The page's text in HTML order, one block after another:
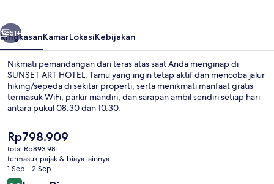
Berikutnya
51+
RingkasanKamarLokasiKebijakan
Nikmati pemandangan dari teras atas saat Anda menginap di
SUNSET ART HOTEL. Tamu yang ingin tetap aktif dan mencoba jalur
hiking/sepeda di sekitar properti, serta menikmati manfaat gratis
termasuk WiFi, parkir mandiri, dan sarapan ambil sendiri setiap hari
antara pukul 08.30 dan 10.30.
Harga
saat
ini
Rp798.909
Rp798.909
total Rp893.981
termasuk pajak & biaya lainnya
1 Sep - 2 Sep